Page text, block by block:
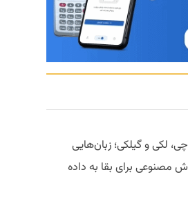
لکی و گیلکی؛ زبان‌هایی
مصنوعی برای بقا به داده